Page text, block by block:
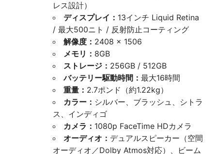
レス設計）
ディスプレイ： 13インチ Liquid Retina
/ 最大500ニト / 反射防止コーティング
解像度： 2408 × 1506
メモリ： 8GB
ストレージ： 256GB / 512GB
バッテリー駆動時間： 最大16時間
重量： 2.7ポンド（約1.22kg）
カラー： シルバー、ブラッシュ、シトラ
ス、インディゴ
カメラ： 1080p FaceTime HDカメラ
オーディオ： デュアルスピーカー（空間
オーディオ／Dolby Atmos対応）、ビーム